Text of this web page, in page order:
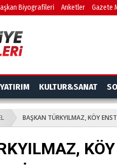
Biyografileri Anketler Gazete
YATIRIM KULTUR&SANAT
BAŞKAN TÜRKYILMAZ, KÖY
KÖY